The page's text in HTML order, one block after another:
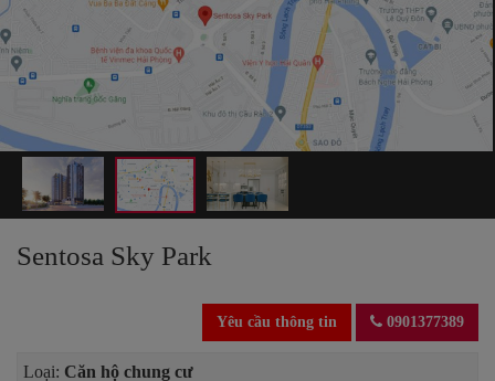
Sentosa Sky Park
Yêu cầu thông tin 0901377389
Loại: Căn hộ chung cư